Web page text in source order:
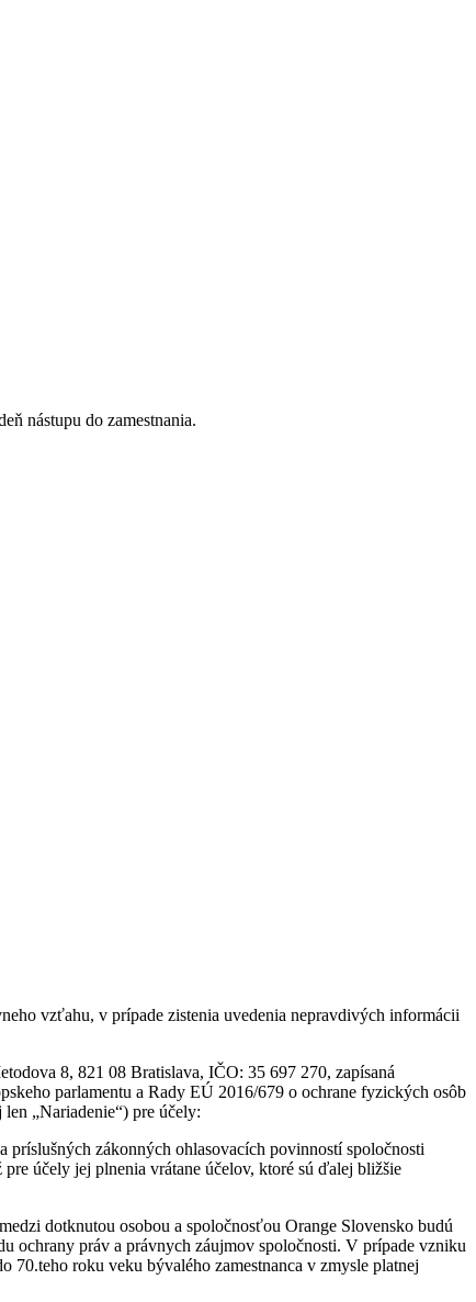
nástupu do zamestnania.
vzťahu, v prípade zistenia uvedenia nepravdivých informácii
8, 821 08 Bratislava, IČO: 35 697 270, zapísaná
parlamentu a Rady EÚ 2016/679 o ochrane fyzických osôb
„Nariadenie“) pre účely:
zákonných ohlasovacích povinností spoločnosti
účely jej plnenia vrátane účelov, ktoré sú ďalej bližšie
dotknutou osobou a spoločnosťou Orange Slovensko budú
ochrany práv a právnych záujmov spoločnosti. V prípade vzniku
70.teho roku veku bývalého zamestnanca v zmysle platnej